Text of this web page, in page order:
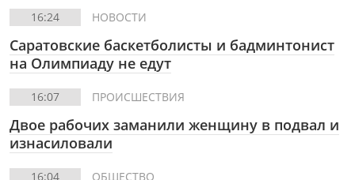
16:24 НОВОСТИ
Саратовские баскетболисты и бадминтонист
на Олимпиаду не едут
16:07 ПРОИСШЕСТВИЯ
Двое рабочих заманили женщину в подвал и
изнасиловали
16:04 ОБЩЕСТВО